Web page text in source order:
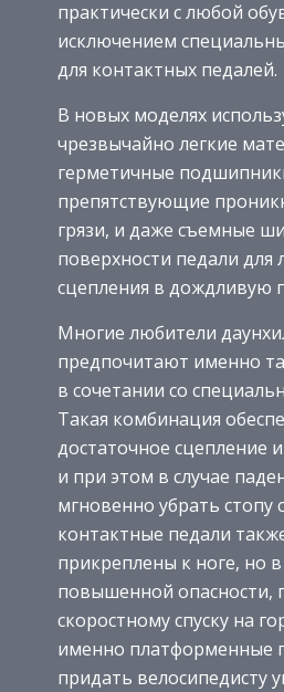
практически с любой
исключением
для контактных педалей.
В новых моделях
чрезвычайно легкие
герметичные
препятствующие
грязи, и даже съемные
поверхности педали для
сцепления в дождливую
Многие любители
предпочитают именно
в сочетании со
Такая комбинация
достаточное сцепление
и при этом в случае
мгновенно убрать стопу
контактные педали
прикреплены к ноге, но в
повышенной опасности,
скоростному спуску на
именно платформенные
придать велосипедисту